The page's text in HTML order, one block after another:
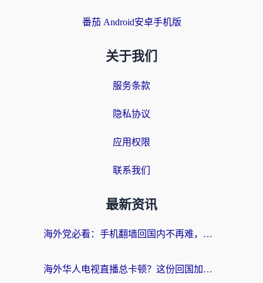
番茄 Android安卓手机版
关于我们
服务条款
隐私协议
应用权限
联系我们
最新资讯
海外党必看：手机翻墙回国内不再难，一篇搞定无缝访问国内资源指南
海外华人电视直播总卡顿？这份回国加速器选择指南帮你无缝看国内资源